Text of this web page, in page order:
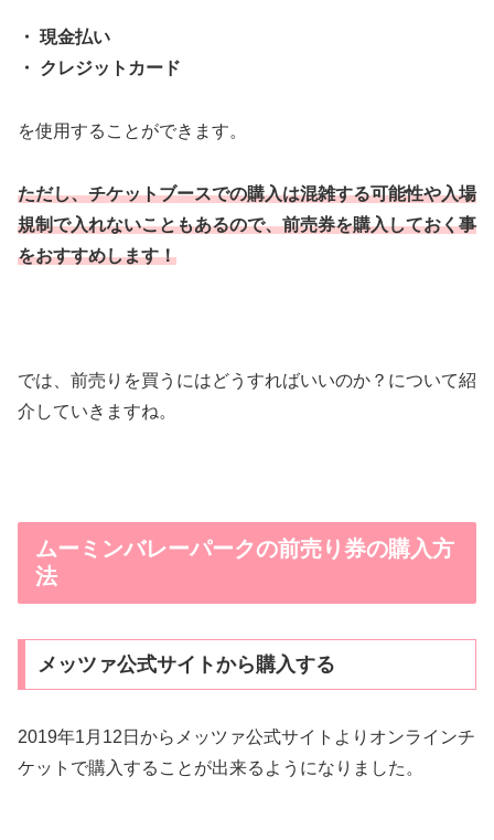
・ 現金払い
・ クレジットカード
を使用することができます。
ただし、チケットブースでの購入は混雑する可能性や入場
規制で入れないこともあるので、前売券を購入しておく事
をおすすめします！
では、前売りを買うにはどうすればいいのか？について紹
介していきますね。
ムーミンバレーパークの前売り券の購入方
法
メッツァ公式サイトから購入する
2019年1月12日からメッツァ公式サイトよりオンラインチ
ケットで購入することが出来るようになりました。